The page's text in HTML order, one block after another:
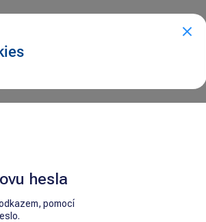
hesla
pomocí